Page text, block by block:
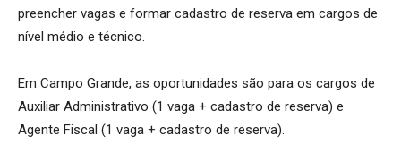
preencher vagas e formar cadastro de reserva em cargos de
nível médio e técnico.
Em Campo Grande, as oportunidades são para os cargos de
Auxiliar Administrativo (1 vaga + cadastro de reserva) e
Agente Fiscal (1 vaga + cadastro de reserva).